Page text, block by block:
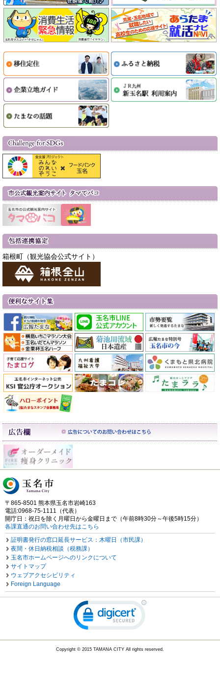
箱根町（観光協会公式サイト）
〒865-8501 熊本県玉名市岩崎163
電話:0968-75-1111（代表）
開庁日：祝日を除く月曜日から金曜日まで（午前8時30分～午後5時15分）
各課直通のお問い合わせ先はこちら
証明書発行の窓口延長サービス：木曜日（市民課）
夜間・休日納税相談（税務課）
玉名市ホームページへのリンクについて
サイトマップ
ウェブアクセシビリティ
Foreign Language
Copyright © 2015 TAMANA CITY All rights reserved.